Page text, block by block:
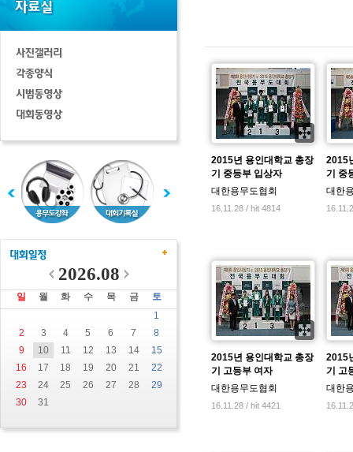
2026.08
일 월 화 수 목 금
토
1
2
3 4 5 6 7
8
9
10 11 12 13 14
15
16
17 18 19 20 21
22
23
24 25 26 27 28
29
30
31
2015년 용인대학교 총장
기 중등부 입상자
대한용무도협회
16.11.28 / hit 4814
2015
기 중
대한
2015년 용인대학교 총장
기 고등부 여자
대한용무도협회
16.11.28 / hit 4421
2015
기 고
대한